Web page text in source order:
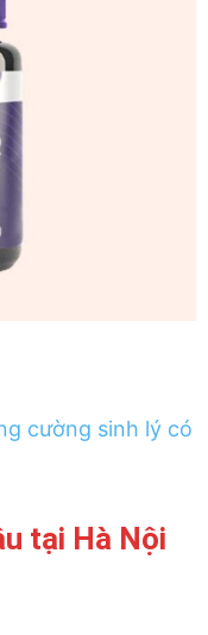
cường sinh lý có
tại Hà Nội